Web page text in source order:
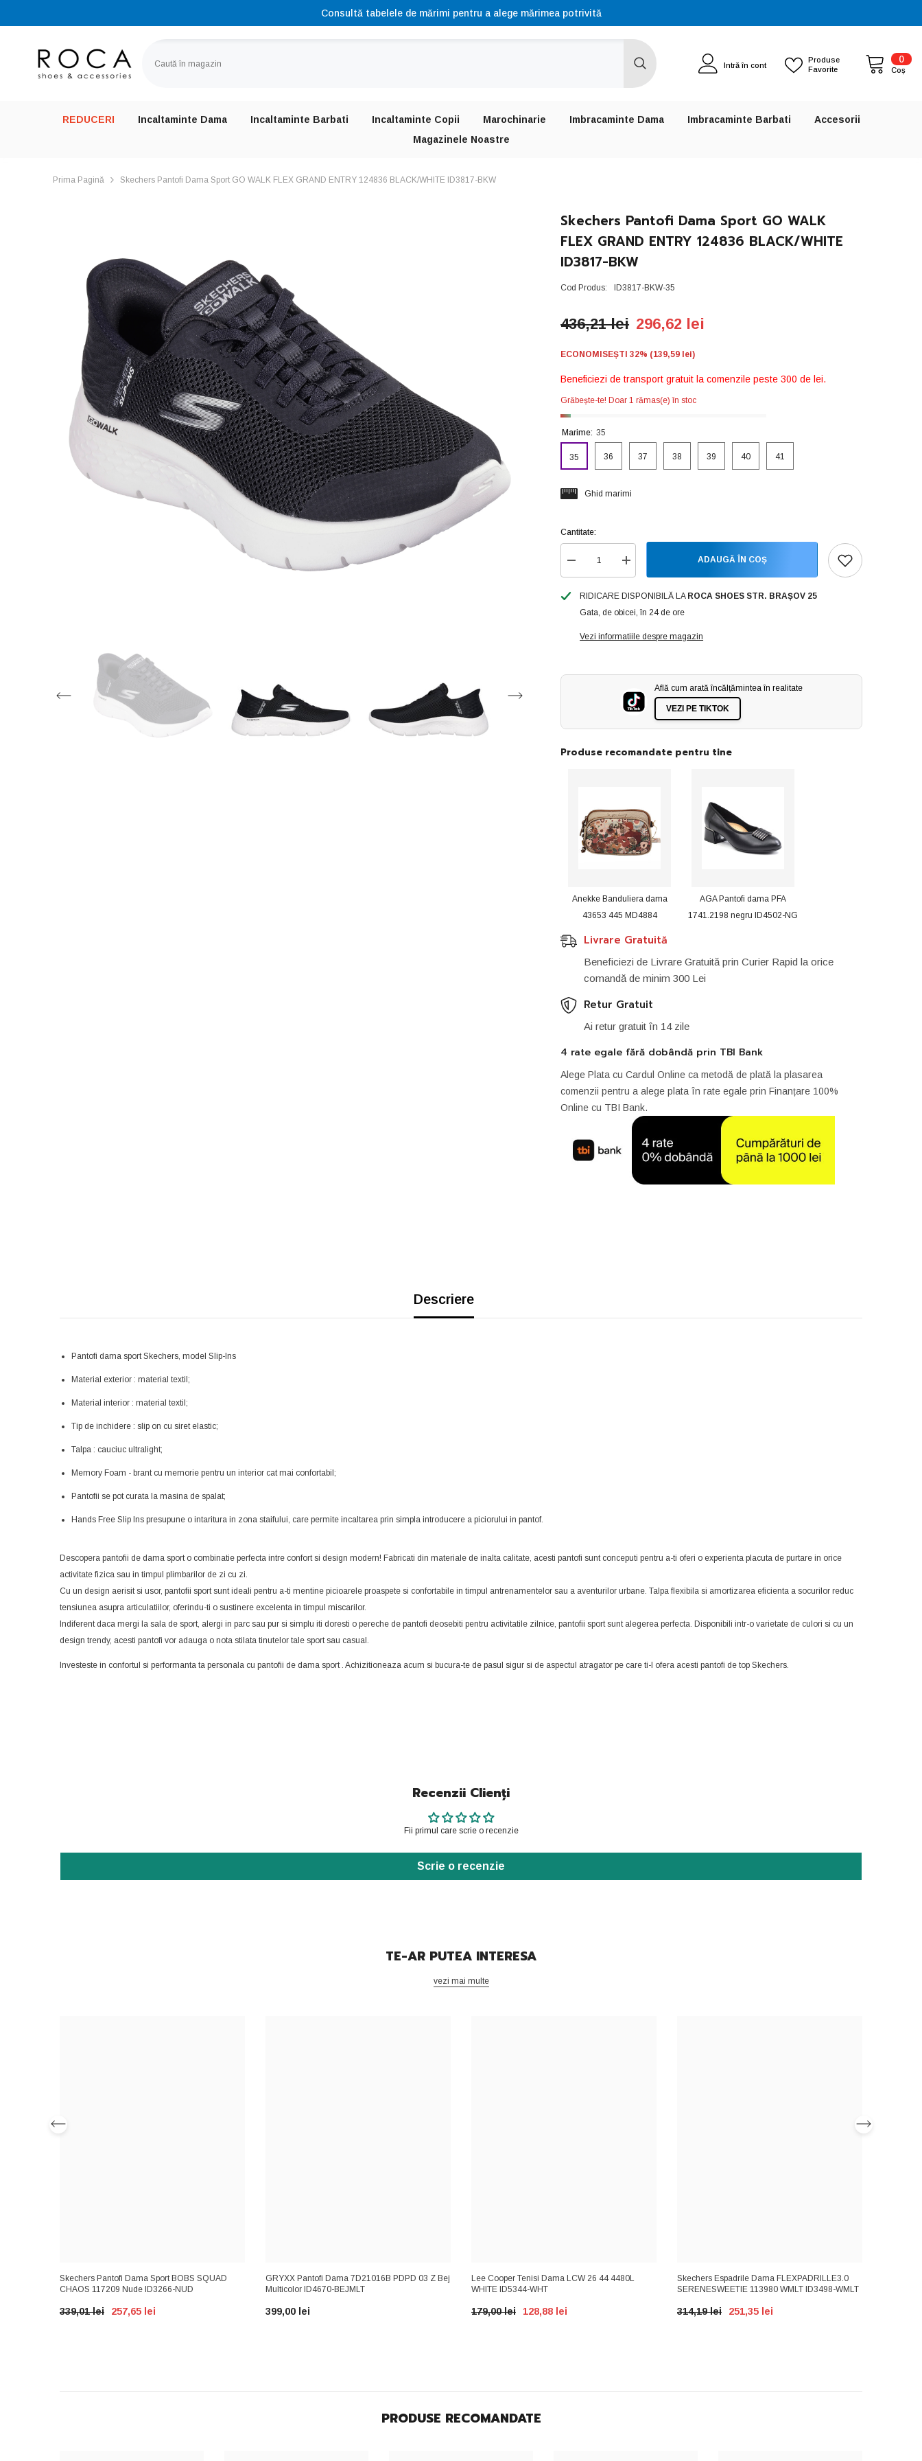
Consultă tabelele de mărimi pentru a alege mărimea potrivită
00
Coș
Produse
Favorite
Intră în cont
REDUCERI Incaltaminte Dama Incaltaminte Barbati Incaltaminte Copii Marochinarie Imbracaminte Dama Imbracaminte Barbati
Accesorii
Magazinele Noastre
Prima Pagină Skechers Pantofi Dama Sport GO WALK FLEX GRAND ENTRY 124836 BLACK/WHITE ID3817-BKW
Skechers Pantofi Dama Sport GO WALK
FLEX GRAND ENTRY 124836 BLACK/WHITE
ID3817-BKW
Cod Produs: ID3817-BKW-35
436,21 lei 296,62 lei
ECONOMISEȘTI 32% (139,59 lei)
Beneficiezi de transport gratuit la comenzile peste 300 de lei.
Grăbește-te! Doar 1 rămas(e) în stoc
Marime: 35
35 36 37 38 39 40 41
Ghid marimi
Cantitate:
Reduceți
cantitatea
Skechers
dama
GO
ENTRY
BLACK/WHITE
Creșteți
cantitatea
Skechers
dama
GO
ENTRY
BLACK/WHITE
ID3817-
ADAUGĂ ÎN COȘ
RIDICARE DISPONIBILĂ LA ROCA SHOES STR. BRAȘOV 25
Gata, de obicei, în 24 de ore
Vezi informatiile despre magazin
Află cum arată încălțămintea în realitate
VEZI PE TIKTOK
Produse recomandate pentru tine
Anekke Banduliera dama
43653 445 MD4884
AGA Pantofi dama PFA
1741.2198 negru ID4502-NG
Livrare Gratuită
Beneficiezi de Livrare Gratuită prin Curier Rapid la orice
comandă de minim 300 Lei
Retur Gratuit
Ai retur gratuit în 14 zile
4 rate egale fără dobândă prin TBI Bank
Alege Plata cu Cardul Online ca metodă de plată la plasarea
comenzii pentru a alege plata în rate egale prin Finanțare 100%
Online cu TBI Bank.
Descriere
Pantofi dama sport Skechers, model Slip-Ins
Material exterior : material textil;
Material interior : material textil;
Tip de inchidere : slip on cu siret elastic;
Talpa : cauciuc ultralight;
Memory Foam - brant cu memorie pentru un interior cat mai confortabil;
Pantofii se pot curata la masina de spalat;
Hands Free Slip Ins presupune o intaritura in zona staifului, care permite incaltarea prin simpla introducere a piciorului in pantof.
Descopera pantofii de dama sport o combinatie perfecta intre confort si design modern! Fabricati din materiale de inalta calitate, acesti pantofi sunt conceputi pentru a-ti oferi o experienta placuta de purtare in orice
activitate fizica sau in timpul plimbarilor de zi cu zi.
Cu un design aerisit si usor, pantofii sport sunt ideali pentru a-ti mentine picioarele proaspete si confortabile in timpul antrenamentelor sau a aventurilor urbane. Talpa flexibila si amortizarea eficienta a socurilor reduc
tensiunea asupra articulatiilor, oferindu-ti o sustinere excelenta in timpul miscarilor.
Indiferent daca mergi la sala de sport, alergi in parc sau pur si simplu iti doresti o pereche de pantofi deosebiti pentru activitatile zilnice, pantofii sport sunt alegerea perfecta. Disponibili intr-o varietate de culori si cu un
design trendy, acesti pantofi vor adauga o nota stilata tinutelor tale sport sau casual.
Investeste in confortul si performanta ta personala cu pantofii de dama sport . Achizitioneaza acum si bucura-te de pasul sigur si de aspectul atragator pe care ti-l ofera acesti pantofi de top Skechers.
Recenzii Clienți
Fii primul care scrie o recenzie
Scrie o recenzie
TE-AR PUTEA INTERESA
vezi mai multe
Skechers Pantofi Dama Sport BOBS SQUAD
CHAOS 117209 Nude ID3266-NUD
339,01 lei 257,65 lei
GRYXX Pantofi Dama 7D21016B PDPD 03 Z Bej
Multicolor ID4670-BEJMLT
399,00 lei
Lee Cooper Tenisi Dama LCW 26 44 4480L
WHITE ID5344-WHT
179,00 lei 128,88 lei
Skechers Espadrile Dama FLEXPADRILLE3.0
SERENESWEETIE 113980 WMLT ID3498-WMLT
314,19 lei 251,35 lei
PRODUSE RECOMANDATE